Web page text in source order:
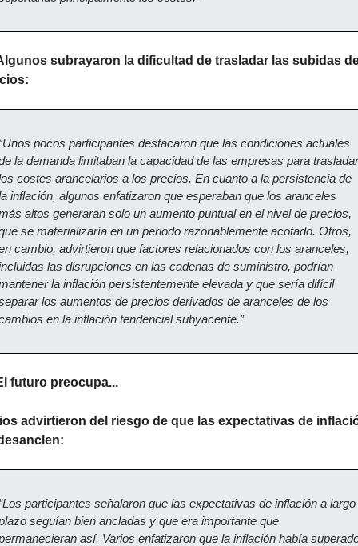
subrayaron la dificultad de trasladar las subidas
pocos participantes destacaron que las condiciones actuales
la demanda limitaban la capacidad de las empresas para trasladar
costes arancelarios a los precios. En cuanto a la persistencia de
inflación, algunos enfatizaron que esperaban que los aranceles
altos generaran solo un aumento puntual en el nivel de precios,
se materializaría en un periodo razonablemente acotado. Otros,
cambio, advirtieron que factores relacionados con los aranceles,
las disrupciones en las cadenas de suministro, podrían
la inflación persistentemente elevada y que sería difícil
los aumentos de precios derivados de aranceles de los
en la inflación tendencial subyacente.”
futuro preocupa...
advirtieron del riesgo de que las expectativas de
participantes señalaron que las expectativas de inflación a largo
seguían bien ancladas y que era importante que
así. Varios enfatizaron que la inflación había